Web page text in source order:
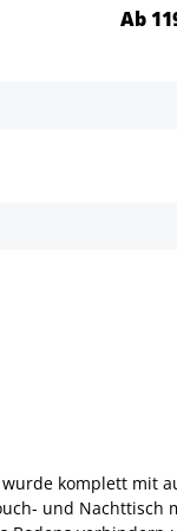
Ab
komplett mit
und Nachttisch